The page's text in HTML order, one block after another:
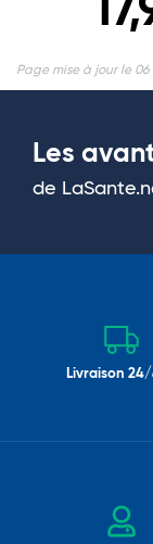
Page mise à jour le 06
Les
de
Livraison